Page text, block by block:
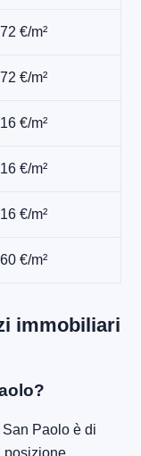
€/m²
€/m²
€/m²
€/m²
€/m²
€/m²
immobiliari
Paolo è di
posizione,